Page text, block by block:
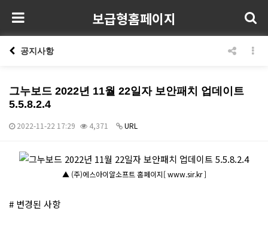
보급형홈페이지
공지사항
그누보드 2022년 11월 22일자 보안패치 업데이트
5.5.8.2.4
2022-11-22 17:29 4,371 URL
본문
▲ (주)에스아이알소프트 홈페이지[ www.sir.kr ]
# 변경된 사항